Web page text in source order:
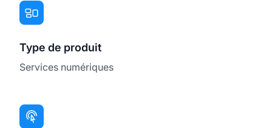
Type de produit
Services numériques